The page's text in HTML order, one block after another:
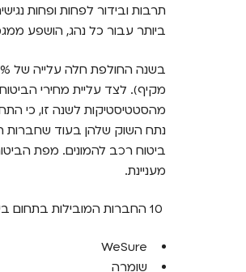
תרבות ובידור לפחות ופחות
ביותר עבור כל נהג, הושפע
מהסטטיסטיקות לשנה זו, כי
נתח השוק שלהן בעוד שחברות
ביטוח רכב להמונים. מפת
מעניינת.
WeSure
שומרה